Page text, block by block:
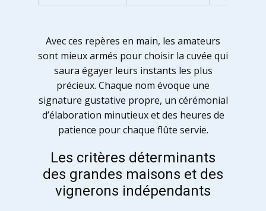
Avec ces repères en main, les amateurs
sont mieux armés pour choisir la cuvée qui
saura égayer leurs instants les plus
précieux. Chaque nom évoque une
signature gustative propre, un cérémonial
d’élaboration minutieux et des heures de
patience pour chaque flûte servie.
Les critères déterminants
des grandes maisons et des
vignerons indépendants